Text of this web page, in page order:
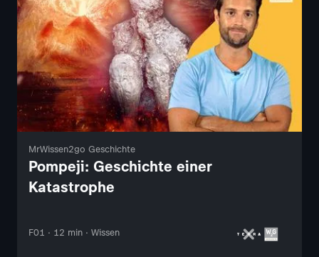
MrWissen2go Geschichte
Pompeji: Geschichte einer
Katastrophe
F01 · 12 min · Wissen